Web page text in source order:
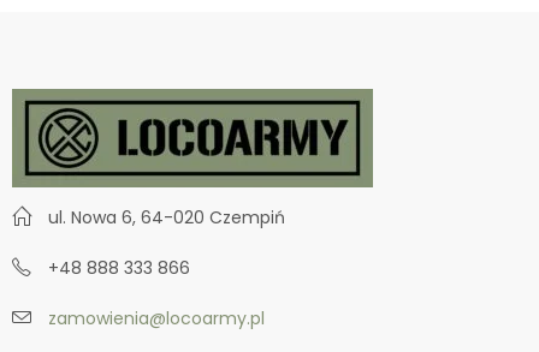
ul. Nowa 6, 64-020 Czempiń
+48 888 333 866
zamowienia@locoarmy.pl